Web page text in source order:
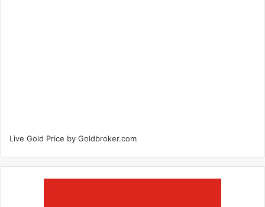
Live Gold Price by Goldbroker.com